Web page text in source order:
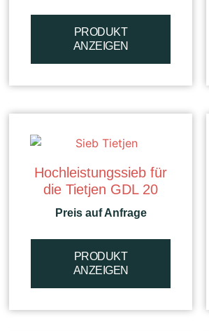
PRODUKT
ANZEIGEN
Hochleistungssieb für
die Tietjen GDL 20
Preis auf Anfrage
PRODUKT
ANZEIGEN